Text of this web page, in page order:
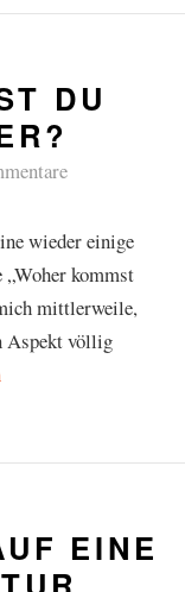
DU
wieder einige
kommst
mittlerweile,
Aspekt völlig
EINE